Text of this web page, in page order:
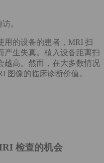
。
用的设备的患者，MRI 扫
产生失真。植入设备距离扫
越高。然而，在大多数情况
图像的临床诊断价值。
检查的机会